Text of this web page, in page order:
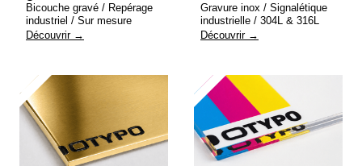
Bicouche gravé / Repérage
industriel / Sur mesure
Découvrir →
Gravure inox / Signalétique
industrielle / 304L & 316L
Découvrir →